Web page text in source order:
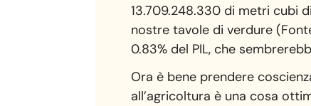
13.709.248.330 di metri cubi
nostre tavole di verdure
0.83% del PIL, che
Ora è bene prendere
all’agricoltura è una cosa